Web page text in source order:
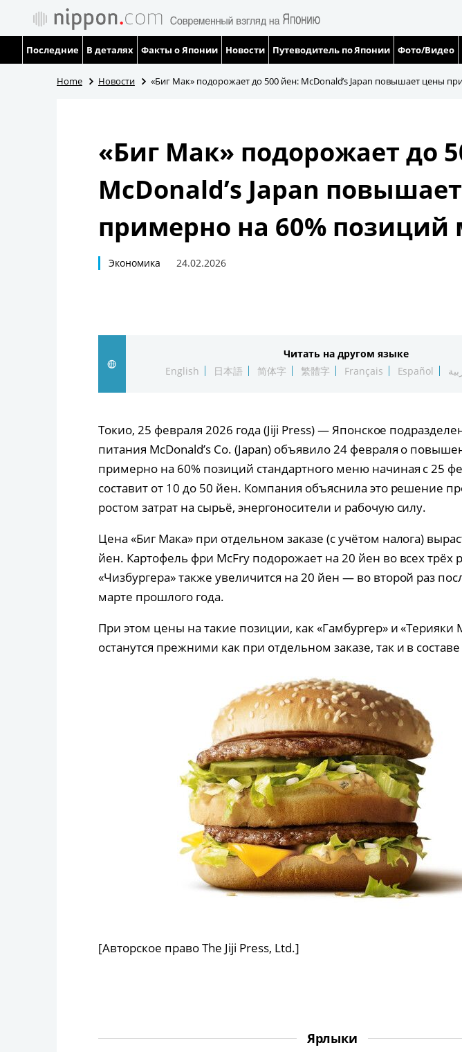
Последние В деталях Факты о Японии Новости Путеводитель по Японии Фото/Видео
Home Новости «Биг Мак» подорожает до 500 йен: McDonald’s Japan повышает цены
«Биг Мак» подорожает до
McDonald’s Japan
примерно на 60%
Экономика 24.02.2026
Читать на другом языке
English
日本語 简体字 繁體字 Français Español
Токио, 25 февраля 2026 года (Jiji Press) — Японское
питания McDonald’s Co. (Japan) объявило 24 февраля о
примерно на 60% позиций стандартного меню начиная с 25
составит от 10 до 50 йен. Компания объяснила это решение
ростом затрат на сырьё, энергоносители и рабочую силу.
Цена «Биг Мака» при отдельном заказе (с учётом налога)
йен. Картофель фри McFry подорожает на 20 йен во всех трёх
«Чизбургера» также увеличится на 20 йен — во второй раз
марте прошлого года.
При этом цены на такие позиции, как «Гамбургер» и «Терияки
останутся прежними как при отдельном заказе, так и в
[Авторское право The Jiji Press, Ltd.]
Ярлыки